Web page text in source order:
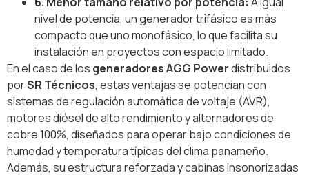
nivel de potencia, un generador trifásico es más
compacto que uno monofásico, lo que facilita su
instalación en proyectos con espacio limitado.
En el caso de los generadores AGG Powerdistribuidos
porSR Técnicos, estas ventajas se potencian con
sistemas de regulación automática de voltaje (AVR),
motores diésel de alto rendimiento y alternadores de
cobre 100%, diseñados para operar bajo condiciones de
humedad y temperatura típicas del clima panameño.
Además, su estructura reforzada y cabinas insonorizadas